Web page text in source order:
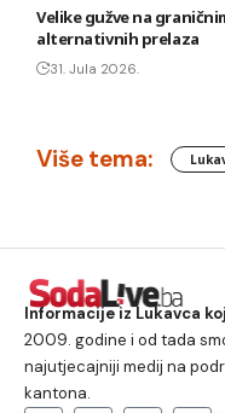
Velike gužve na
alternativnih prelaza
31. Jula 2026.
Više tema:
Informacije iz Lukavca
2009. godine i od tada
najutjecajniji medij na
kantona.